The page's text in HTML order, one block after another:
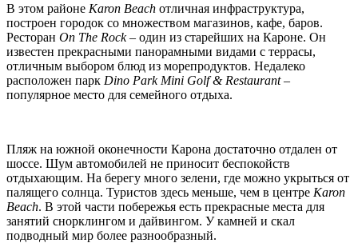
В этом районе Karon Beach отличная инфраструктура,
построен городок со множеством магазинов, кафе, баров.
Ресторан On The Rock– один из старейших на Кароне. Он
известен прекрасными панорамными видами с террасы,
отличным выбором блюд из морепродуктов. Недалеко
расположен парк Dino Park Mini Golf & Restaurant–
популярное место для семейного отдыха.
Пляж на южной оконечности Карона достаточно отдален от
шоссе. Шум автомобилей не приносит беспокойств
отдыхающим. На берегу много зелени, где можно укрыться от
палящего солнца. Туристов здесь меньше, чем в центре Karon
Beach. В этой части побережья есть прекрасные места для
занятий снорклингом и дайвингом. У камней и скал
подводный мир более разнообразный.